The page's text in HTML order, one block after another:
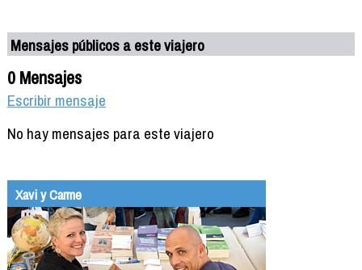
Mensajes públicos a este viajero
0 Mensajes
Escribir mensaje
No hay mensajes para este viajero
Xavi y Carme